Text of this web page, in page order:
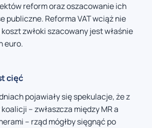
reform oraz oszacowanie ich
publiczne. Reforma VAT wciąż nie
zwłoki szacowany jest właśnie
euro.
cięć
pojawiały się spekulacje, że z
– zwłaszcza między MR a
– rząd mógłby sięgnąć po